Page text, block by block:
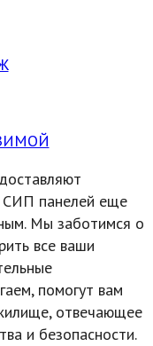
СИП панелей еще
Мы заботимся о
все ваши
помогут вам
отвечающее
и безопасности.